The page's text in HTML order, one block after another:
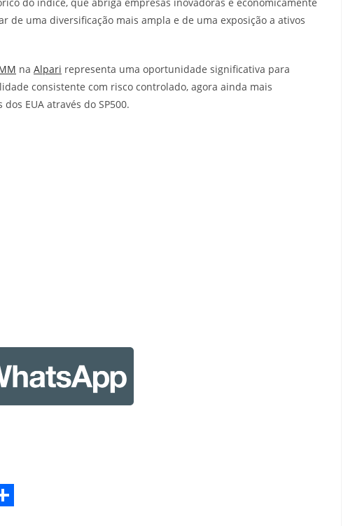
de uma diversificação mais ampla e de uma exposição a ativos
na Alpari representa uma oportunidade significativa para
consistente com risco controlado, agora ainda mais
EUA através do SP500.